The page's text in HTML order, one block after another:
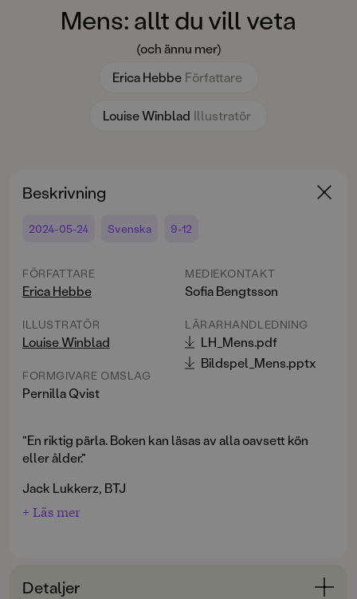
Mens: allt du vill veta
(och ännu mer)
Erica Hebbe Författare
Louise Winblad Illustratör
Beskrivning
2024-05-24 Svenska 9-12
FÖRFATTARE
Erica Hebbe
ILLUSTRATÖR
Louise Winblad
FORMGIVARE OMSLAG
Pernilla Qvist
MEDIEKONTAKT
Sofia Bengtsson
LÄRARHANDLEDNING
LH_Mens.pdf
Bildspel_Mens.pptx
"En riktig pärla. Boken kan läsas av alla oavsett kön
eller ålder."
Jack Lukkerz, BTJ
mens.
+ Läs mer
Detaljer